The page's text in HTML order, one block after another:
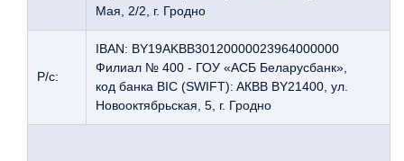
Мая, 2/2, г. Гродно
Р/с:
IBAN: BY19AKBB30120000023964000000
Филиал № 400 - ГОУ «АСБ Беларусбанк»,
код банка BIC (SWIFT): AКBB BY21400, ул.
Новооктябрьская, 5, г. Гродно